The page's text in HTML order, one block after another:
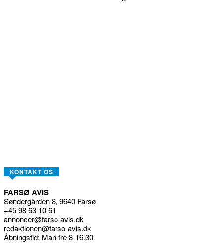
KONTAKT OS
FARSØ AVIS
Søndergården 8, 9640 Farsø
+45 98 63 10 61
annoncer@farso-avis.dk
redaktionen@farso-avis.dk
Åbningstid: Man-fre 8-16.30